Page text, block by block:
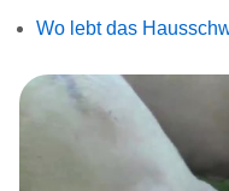
Wo lebt das